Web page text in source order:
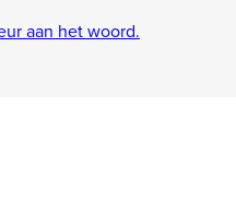
aan het woord.